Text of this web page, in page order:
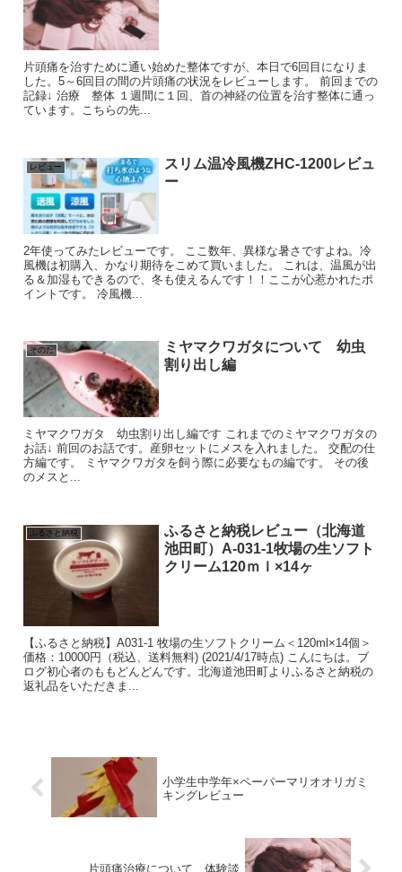
片頭痛を治すために通い始めた整体ですが、本日で6回目になりま
した。5～6回目の間の片頭痛の状況をレビューします。 前回までの
記録↓ 治療 整体 １週間に１回、首の神経の位置を治す整体に通っ
ています。こちらの先...
レビュー
スリム温冷風機ZHC-1200レビュ
ー
2年使ってみたレビューです。 ここ数年、異様な暑さですよね。冷
風機は初購入、かなり期待をこめて買いました。 これは、温風が出
る＆加湿もできるので、冬も使えるんです！！ここが心惹かれたポ
イントです。 冷風機...
そのた
ミヤマクワガタについて 幼虫
割り出し編
ミヤマクワガタ 幼虫割り出し編です これまでのミヤマクワガタの
お話↓ 前回のお話です。産卵セットにメスを入れました。 交配の仕
方編です。 ミヤマクワガタを飼う際に必要なもの編です。 その後
のメスと...
ふるさと納税
ふるさと納税レビュー（北海道
池田町）A-031-1牧場の生ソフト
クリーム120ｍｌ×14ヶ
【ふるさと納税】A031-1 牧場の生ソフトクリーム＜120ml×14個＞
価格：10000円（税込、送料無料) (2021/4/17時点) こんにちは。ブ
ログ初心者のももどんどんです。北海道池田町よりふるさと納税の
返礼品をいただきま...
小学生中学年×ペーパーマリオオリガミ
キングレビュー
片頭痛治療について 体験談